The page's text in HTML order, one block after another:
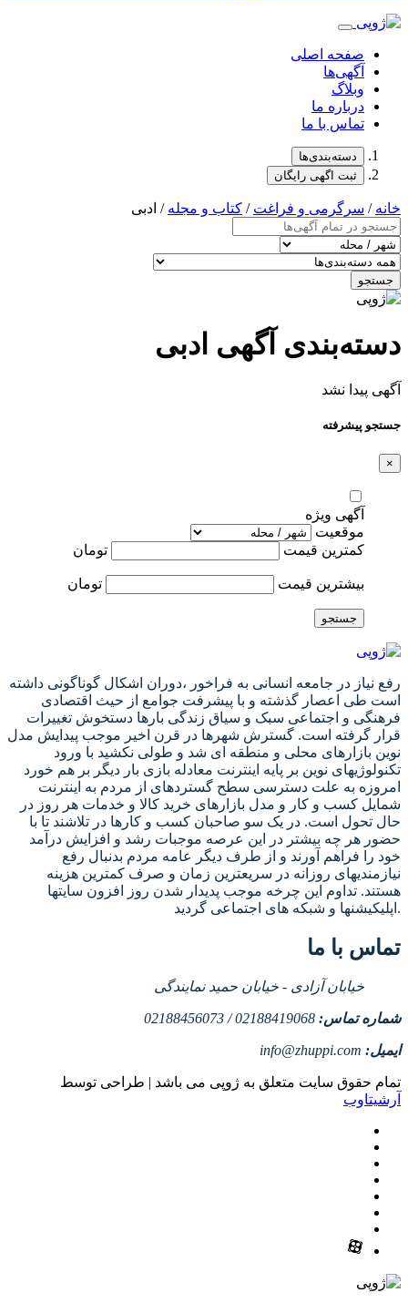
صفحه اصلی
آگهی‌ها
وبلاگ
درباره ما
تماس با ما
دسته‌بندی‌ها
ثبت اگهی رایگان
خانه / سرگرمی و فراغت / کتاب و مجله / ادبی
جستجو
دسته‌بندی آگهی ادبی
آگهی پیدا نشد
جستجو پیشرفته
×
آگهی ویژه
موقعیت
کمترین قیمت
تومان
بیشترین قیمت تومان
جستجو
رفع نیاز در جامعه انسانی به فراخور ،دوران اشکال گوناگونی داشته
است طی اعصار گذشته و با پیشرفت جوامع از حیث اقتصادی
فرهنگی و اجتماعی سبک و سیاق زندگی بارها دستخوش تغییرات
قرار گرفته است. گسترش شهرها در قرن اخیر موجب پیدایش مدل
نوین بازارهای محلی و منطقه ای شد و طولی نکشید با ورود
تکنولوژیهای نوین بر پایه اینترنت معادله بازی بار دیگر بر هم خورد
امروزه به علت دسترسی سطح گستردهای از مردم به اینترنت
شمایل کسب و کار و مدل بازارهای خرید کالا و خدمات هر روز در
حال تحول است. در یک سو صاحبان کسب و کارها در تلاشند تا با
حضور هر چه بیشتر در این عرصه موجبات رشد و افزایش درآمد
خود را فراهم آورند و از طرف دیگر عامه مردم بدنبال رفع
نیازمندیهای روزانه در سریعترین زمان و صرف کمترین هزینه
هستند. تداوم این چرخه موجب پدیدار شدن روز افزون سایتها
اپلیکیشنها و شبکه های اجتماعی گردید.
تماس با ما
خیابان آزادی - خیابان حمید نمایندگی
شماره تماس: 02188419068 / 02188456073
ایمیل: info@zhuppi.com
تمام حقوق سایت متعلق به ژوپی می باشد | طراحی توسط
آرشیتاوب